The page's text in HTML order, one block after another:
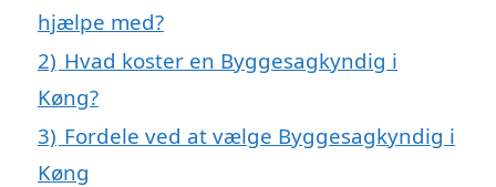
hjælpe med?
2) Hvad koster en Byggesagkyndig i
Køng?
3) Fordele ved at vælge Byggesagkyndig i
Køng